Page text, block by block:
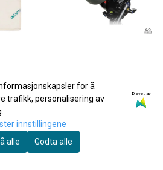
for å
trafikk, personalisering av
Drevet av
innstillingene
alle
Godta alle